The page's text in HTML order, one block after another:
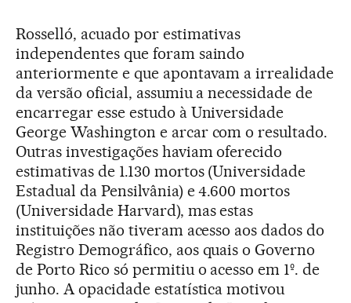
Rosselló, acuado por estimativas
independentes que foram saindo
anteriormente e que apontavam a irrealidade
da versão oficial, assumiu a necessidade de
encarregar esse estudo à Universidade
George Washington e arcar com o resultado.
Outras investigações haviam oferecido
estimativas de 1.130 mortos (Universidade
Estadual da Pensilvânia) e 4.600 mortos
(Universidade Harvard), mas estas
instituições não tiveram acesso aos dados do
Registro Demográfico, aos quais o Governo
de Porto Rico só permitiu o acesso em 1º. de
junho. A opacidade estatística motivou